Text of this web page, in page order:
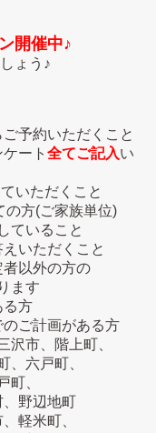
開催中♪
ょう♪
予約いただくこと
ート 全てご記入い
いただくこと
方(ご家族単位)
ていること
いただくこと
以外の方の
ます
方
ご計画がある方
沢市、階上町、
、六戸町、
町、
野辺地町
軽米町、